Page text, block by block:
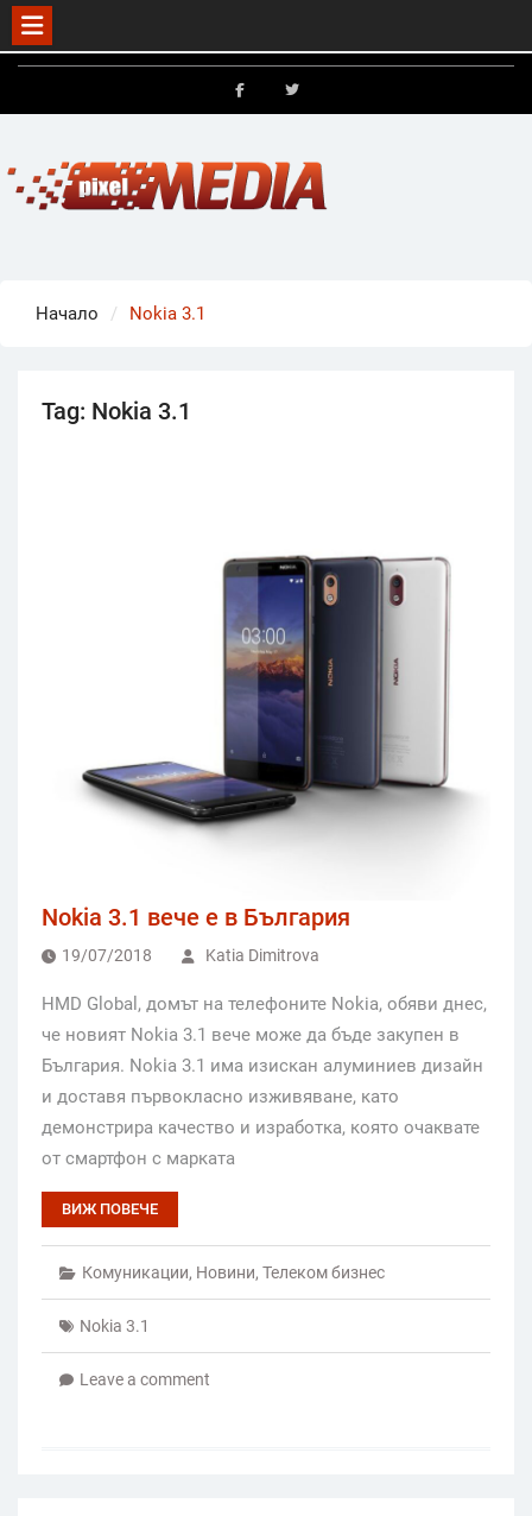
Skip
Начало Nokia 3.1
Tag: Nokia 3.1
Nokia 3.1 вече е в България
19/07/2018 Katia Dimitrova
HMD Global, домът на телефоните Nokia, обяви днес,
че новият Nokia 3.1 вече може да бъде закупен в
България. Nokia 3.1 има изискан алуминиев дизайн
и доставя първокласно изживяване, като
демонстрира качество и изработка, която очаквате
от смартфон с марката
ВИЖ ПОВЕЧЕ
Комуникации, Новини, Телеком бизнес
Nokia 3.1
Leave a comment